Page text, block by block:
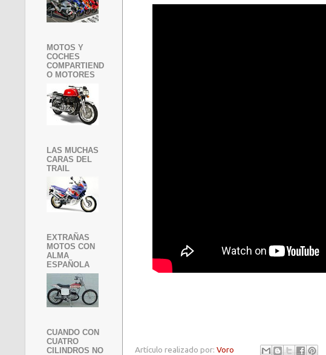
Artículo realizado por: Voro
MOTOS Y
COCHES
COMPARTIEND
O MOTORES
LAS MUCHAS
CARAS DEL
TRAIL
EXTRAÑAS
MOTOS CON
ALMA
ESPAÑOLA
CUANDO CON
CUATRO
CILINDROS NO